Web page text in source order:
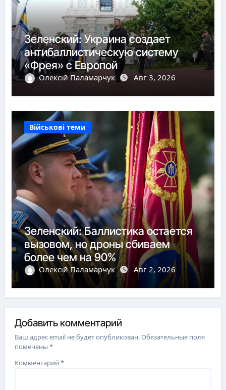
Зеленский: Украина создает
антибаллистическую систему
«Фрея» с Европой
Олексій Паламарчук Авг 3, 2026
Військові теми
Зеленский: Баллистика остается
вызовом, но дроны сбиваем
более чем на 90%
Олексій Паламарчук Авг 2, 2026
Добавить комментарий
Ваш адрес email не будет опубликован.Обязательные поля
помечены*
Комментарий*